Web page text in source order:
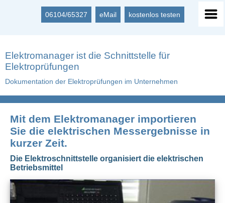
06104/65327 eMail kostenlos testen
Elektromanager ist die Schnittstelle für
Elektroprüfungen
Dokumentation der Elektroprüfungen im Unternehmen
Mit dem Elektromanager importieren
Sie die elektrischen Messergebnisse in
kurzer Zeit.
Die Elektroschnittstelle organisiert die elektrischen
Betriebsmittel